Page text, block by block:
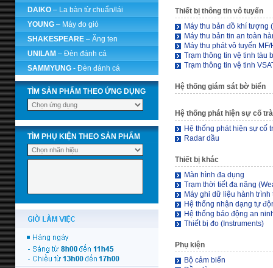
DAIKO – La bàn từ chuẩn/lái
YOUNG – Máy đo gió
SHAKESPEARE – Ăng ten
UNILAM – Đèn đánh cá
SAMMYUNG - Đèn đánh cá
TÌM SẢN PHẨM THEO ỨNG DỤNG
TÌM PHỤ KIỆN THEO SẢN PHẨM
Thiết bị thông tin vô tuyến
Máy thu bản đồ khí tượng
Máy thu bản tin an toàn
Máy thu phát vô tuyến MF/
Trạm thông tin vệ tinh tàu
Trạm thông tin vệ tinh
Hệ thống giám sát bờ biển
Hệ thống phát hiện sự cố
Hệ thống phát hiện sự cố
Radar dầu
Thiết bị khác
Màn hình đa dụng
Trạm thời tiết đa năng
Máy ghi dữ liệu hành trình
Hệ thống nhận dạng tự
Hệ thống báo động an
Thiết bị đo (Instruments)
Phụ kiện
Bộ cảm biến